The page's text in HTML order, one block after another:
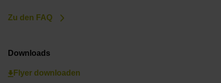
Zu den FAQ
Downloads
Flyer downloaden